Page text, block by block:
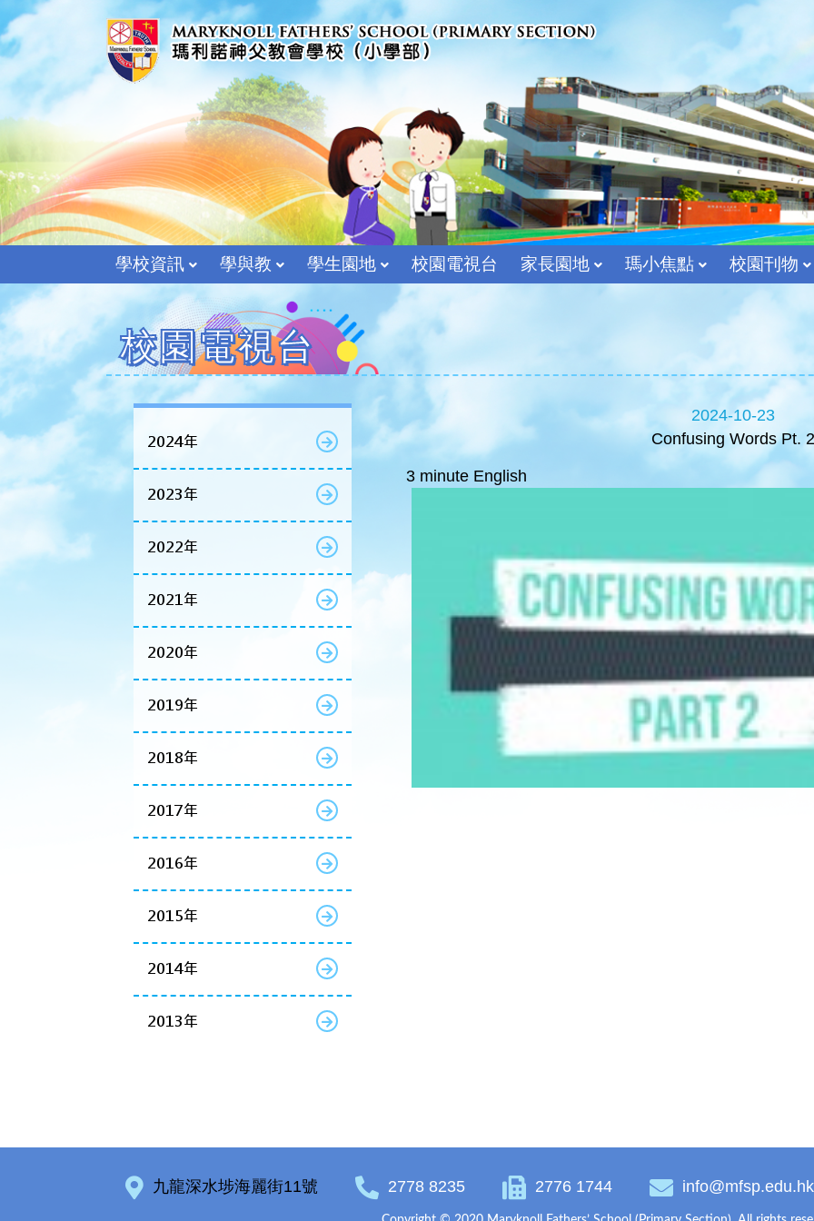
學校資訊 學與教 學生園地 校園電視台 家長園地 瑪小焦點 校園刊物
校園電視台
2024年
2023年
2022年
2021年
2020年
2019年
2018年
2017年
2016年
2015年
2014年
2013年
2024-10-23
Confusing Words Pt. 2
3 minute English
九龍深水埗海麗街11號 2778 8235 2776 1744 info@mfsp.edu.hk